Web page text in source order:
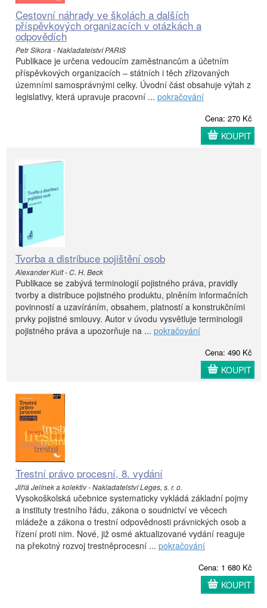
Cestovní náhrady ve školách a dalších
příspěvkových organizacích v otázkách a
odpovědích
Petr Sikora - Nakladatelství PARIS
Publikace je určena vedoucím zaměstnancům a účetním
příspěvkových organizacích – státních i těch zřizovaných
územními samosprávnými celky. Úvodní část obsahuje výtah z
legislativy, která upravuje pracovní ... pokračování
Cena: 270 Kč
KOUPIT
Tvorba a distribuce pojištění osob
Alexander Kult - C. H. Beck
Publikace se zabývá terminologií pojistného práva, pravidly
tvorby a distribuce pojistného produktu, plněním informačních
povinností a uzavíráním, obsahem, platností a konstrukčními
prvky pojistné smlouvy. Autor v úvodu vysvětluje terminologii
pojistného práva a upozorňuje na ... pokračování
Cena: 490 Kč
KOUPIT
Trestní právo procesní, 8. vydání
Jiříá Jelínek a kolektiv - Nakladatelství Leges, s. r. o.
Vysokoškolská učebnice systematicky vykládá základní pojmy
a instituty trestního řádu, zákona o soudnictví ve věcech
mládeže a zákona o trestní odpovědnosti právnických osob a
řízení proti nim. Nové, již osmé aktualizované vydání reaguje
na překotný rozvoj trestněprocesní ... pokračování
Cena: 1 680 Kč
KOUPIT